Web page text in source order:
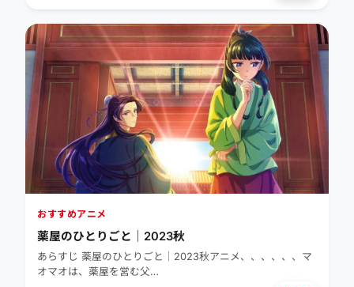
おすすめアニメ
薬屋のひとりごと｜2023秋
あらすじ 薬屋のひとりごと｜2023秋アニメ、、、、、、マ
オマオは、薬屋を営む父…